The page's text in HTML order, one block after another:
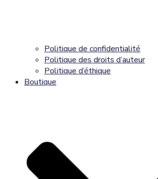
Politique de confidentialité
Politique des droits d’auteur
Politique d’éthique
Boutique